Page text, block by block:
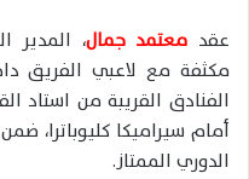
عقد معتمد جمال، المدير
مكثفة مع لاعبي الفريق
الفنادق القريبة من استاد
أمام سيراميكا كليوباترا،
الدوري الممتاز.